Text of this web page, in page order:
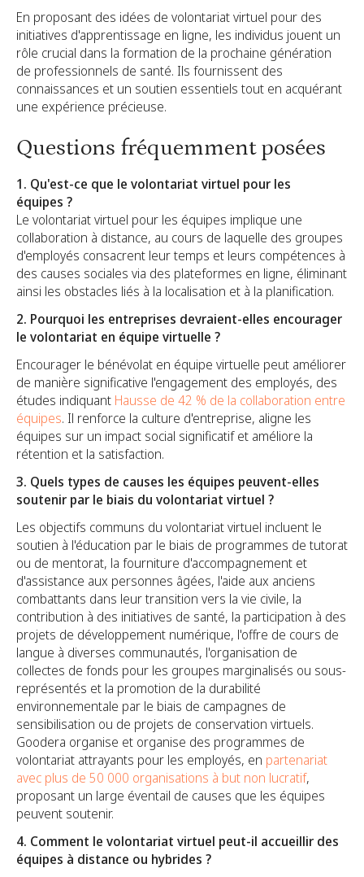
En proposant des idées de volontariat virtuel pour des
initiatives d'apprentissage en ligne, les individus jouent un
rôle crucial dans la formation de la prochaine génération
de professionnels de santé. Ils fournissent des
connaissances et un soutien essentiels tout en acquérant
une expérience précieuse.
Questions fréquemment posées
1. Qu'est-ce que le volontariat virtuel pour les
équipes ?
Le volontariat virtuel pour les équipes implique une
collaboration à distance, au cours de laquelle des groupes
d'employés consacrent leur temps et leurs compétences à
des causes sociales via des plateformes en ligne, éliminant
ainsi les obstacles liés à la localisation et à la planification.
2. Pourquoi les entreprises devraient-elles encourager
le volontariat en équipe virtuelle ?
Encourager le bénévolat en équipe virtuelle peut améliorer
de manière significative l'engagement des employés, des
études indiquant Hausse de 42 % de la collaboration entre
équipes. Il renforce la culture d'entreprise, aligne les
équipes sur un impact social significatif et améliore la
rétention et la satisfaction.
3. Quels types de causes les équipes peuvent-elles
soutenir par le biais du volontariat virtuel ?
Les objectifs communs du volontariat virtuel incluent le
soutien à l'éducation par le biais de programmes de tutorat
ou de mentorat, la fourniture d'accompagnement et
d'assistance aux personnes âgées, l'aide aux anciens
combattants dans leur transition vers la vie civile, la
contribution à des initiatives de santé, la participation à des
projets de développement numérique, l'offre de cours de
langue à diverses communautés, l'organisation de
collectes de fonds pour les groupes marginalisés ou sous-
représentés et la promotion de la durabilité
environnementale par le biais de campagnes de
sensibilisation ou de projets de conservation virtuels.
Goodera organise et organise des programmes de
volontariat attrayants pour les employés, en partenariat
avec plus de 50 000 organisations à but non lucratif,
proposant un large éventail de causes que les équipes
peuvent soutenir.
4. Comment le volontariat virtuel peut-il accueillir des
équipes à distance ou hybrides ?